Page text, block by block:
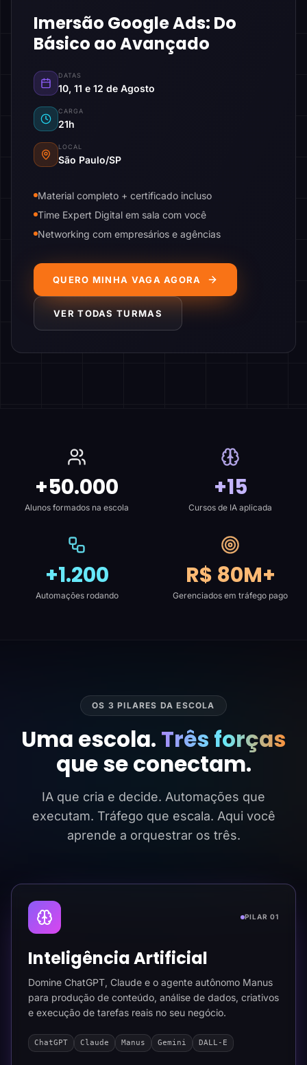
Imersão Google Ads: Do
Básico ao Avançado
DATAS
10, 11 e 12 de Agosto
CARGA
21h
LOCAL
São Paulo/SP
Material completo + certificado incluso
Time Expert Digital em sala com você
Networking com empresários e agências
QUERO MINHA VAGA AGORA
VER TODAS TURMAS
+50.000
Alunos formados na escola
+15
Cursos de IA aplicada
+1.200
Automações rodando
R$ 80M+
Gerenciados em tráfego pago
OS 3 PILARES DA ESCOLA
Uma escola. Três forças
que se conectam.
IA que cria e decide. Automações que
executam. Tráfego que escala. Aqui você
aprende a orquestrar os três.
PILAR 01
Inteligência Artificial
Domine ChatGPT, Claude e o agente autônomo Manus
para produção de conteúdo, análise de dados, criativos
e execução de tarefas reais no seu negócio.
ChatGPT Claude Manus Gemini DALL-E